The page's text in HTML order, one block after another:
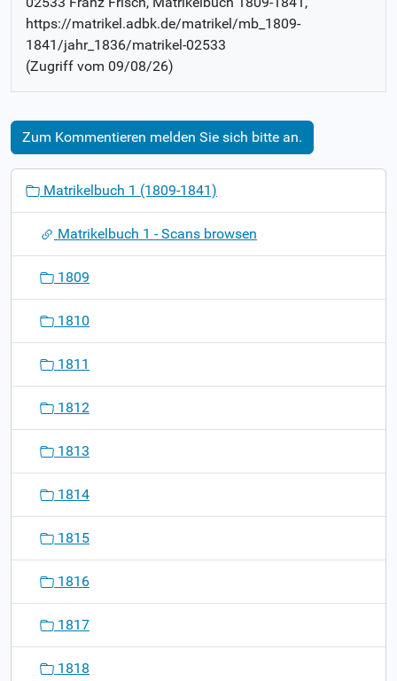
https://matrikel.adbk.de/matrikel/mb_1809-
1841/jahr_1836/matrikel-02533
(Zugriff vom 09/08/26)
Zum Kommentieren melden Sie sich bitte an.
o
Matrikelbuch 1 (1809-1841)
Matrikelbuch 1 - Scans browsen
1809
1810
1811
1812
1813
1814
1815
1816
1817
1818